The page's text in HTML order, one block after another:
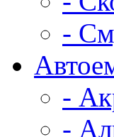
-
-
-